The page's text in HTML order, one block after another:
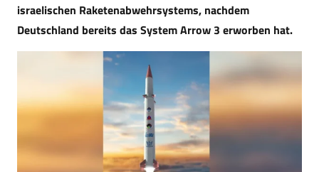
israelischen Raketenabwehrsystems, nachdem
Deutschland bereits das System Arrow 3 erworben hat.